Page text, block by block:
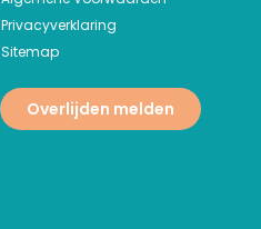
Privacyverklaring
Sitemap
Overlijden melden